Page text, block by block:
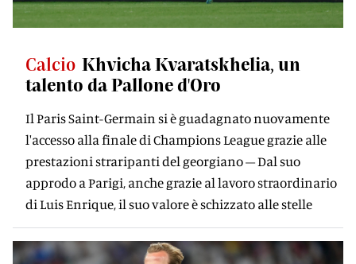
Calcio Khvicha Kvaratskhelia, un
talento da Pallone d'Oro
Il Paris Saint-Germain si è guadagnato nuovamente
l'accesso alla finale di Champions League grazie alle
prestazioni straripanti del georgiano – Dal suo
approdo a Parigi, anche grazie al lavoro straordinario
di Luis Enrique, il suo valore è schizzato alle stelle